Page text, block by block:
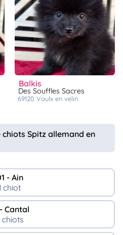
balkis
Des Souffles Sacres
69120 vaulx en velin
Spitz allemand en
- Ain
chiot
Cantal
chiots